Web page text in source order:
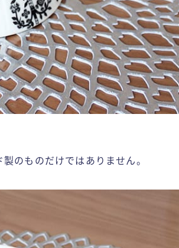
のものだけではありません。